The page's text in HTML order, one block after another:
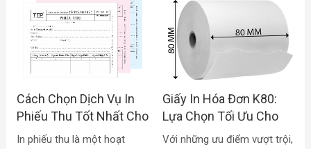
Cách Chọn Dịch Vụ In
Phiếu Thu Tốt Nhất Cho
Doanh Nghiệp
In phiếu thu là một hoạt
Giấy In Hóa Đơn K80:
Lựa Chọn Tối Ưu Cho
Việc In Hóa Đơn Hiệu
Với những ưu điểm vượt trội,